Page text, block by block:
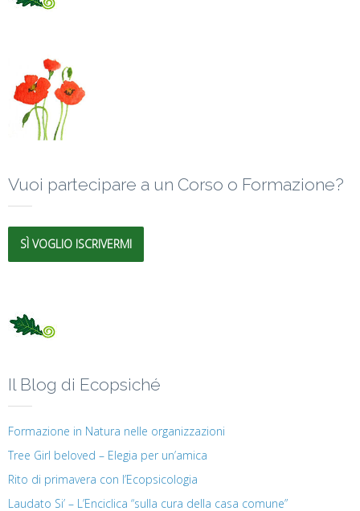
Vuoi partecipare a un Corso o Formazione?
SÌ VOGLIO ISCRIVERMI
Il Blog di Ecopsiché
Formazione in Natura nelle organizzazioni
Tree Girl beloved – Elegia per un’amica
Rito di primavera con l’Ecopsicologia
Laudato Si’ – L’Enciclica “sulla cura della casa comune”